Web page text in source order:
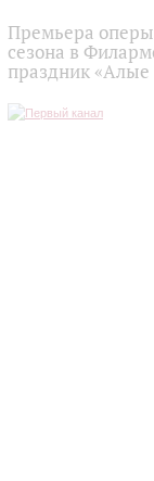
Премьера
сезона в
праздник «Алые